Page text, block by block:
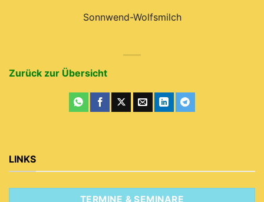
Sonnwend-Wolfsmilch
Zurück zur Übersicht
LINKS
TERMINE & SEMINARE